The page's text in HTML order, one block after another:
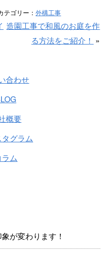
テゴリー：外構工事
造園工事で和風のお庭を作
る方法をご紹介！ »
が変わります！